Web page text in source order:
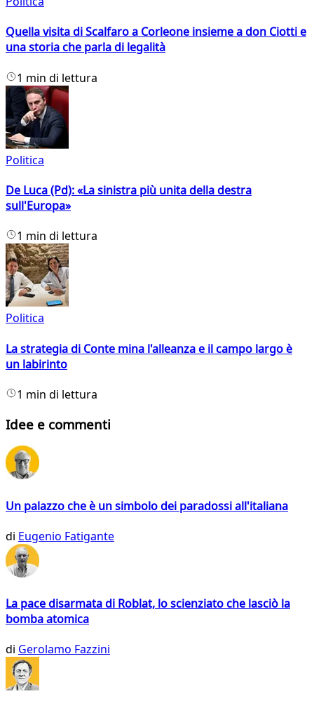
Quella visita di Scalfaro a Corleone insieme a don Ciotti e
una storia che parla di legalità
1 min di lettura
Politica
De Luca (Pd): «La sinistra più unita della destra
sull'Europa»
1 min di lettura
Politica
La strategia di Conte mina l'alleanza e il campo largo è
un labirinto
1 min di lettura
Idee e commenti
Un palazzo che è un simbolo dei paradossi all'italiana
di Eugenio Fatigante
La pace disarmata di Roblat, lo scienziato che lasciò la
bomba atomica
di Gerolamo Fazzini